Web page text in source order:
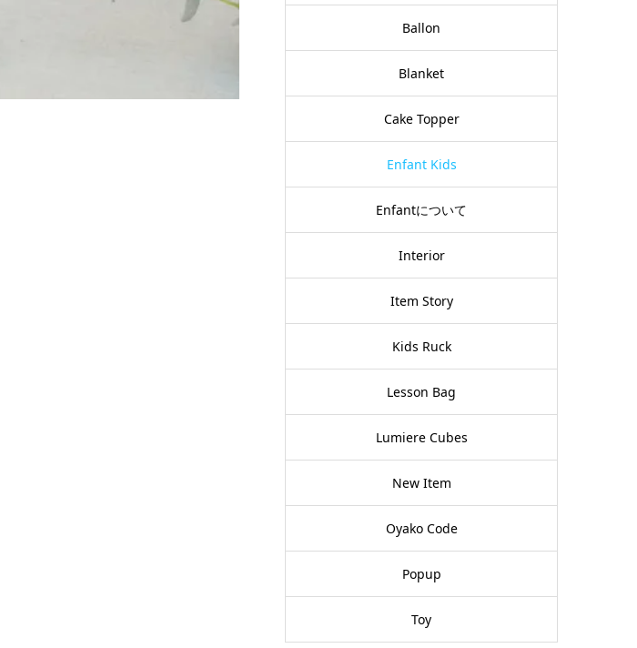
Ballon
Blanket
Cake Topper
Enfant Kids
Enfantについて
Interior
Item Story
Kids Ruck
Lesson Bag
Lumiere Cubes
New Item
Oyako Code
Popup
Toy